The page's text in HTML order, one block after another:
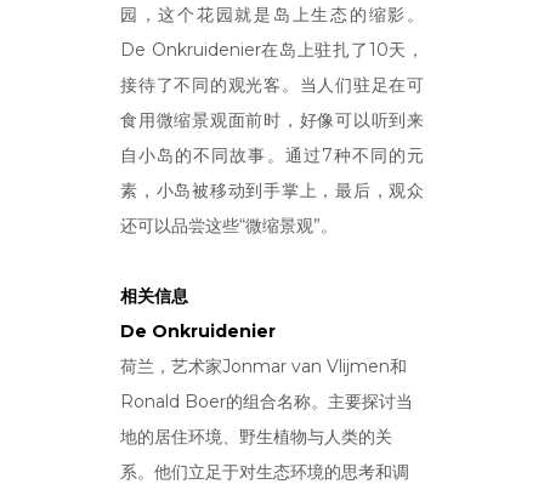
园，这个花园就是岛上生态的缩影。
De Onkruidenier在岛上驻扎了10天，
接待了不同的观光客。当人们驻足在可
食用微缩景观面前时，好像可以听到来
自小岛的不同故事。通过7种不同的元
素，小岛被移动到手掌上，最后，观众
还可以品尝这些“微缩景观”。
相关信息
De Onkruidenier
荷兰，艺术家Jonmar van Vlijmen和
Ronald Boer的组合名称。主要探讨当
地的居住环境、野生植物与人类的关
系。他们立足于对生态环境的思考和调